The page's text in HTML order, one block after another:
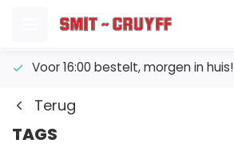
Voor 16:00 bestelt, morgen in huis!
Terug
TAGS